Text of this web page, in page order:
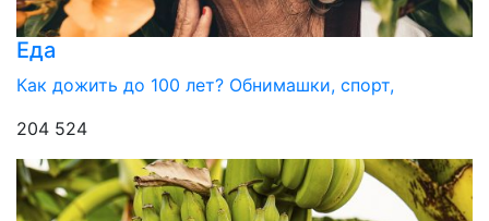
Еда
Как дожить до 100 лет? Обнимашки, спорт,
204 524